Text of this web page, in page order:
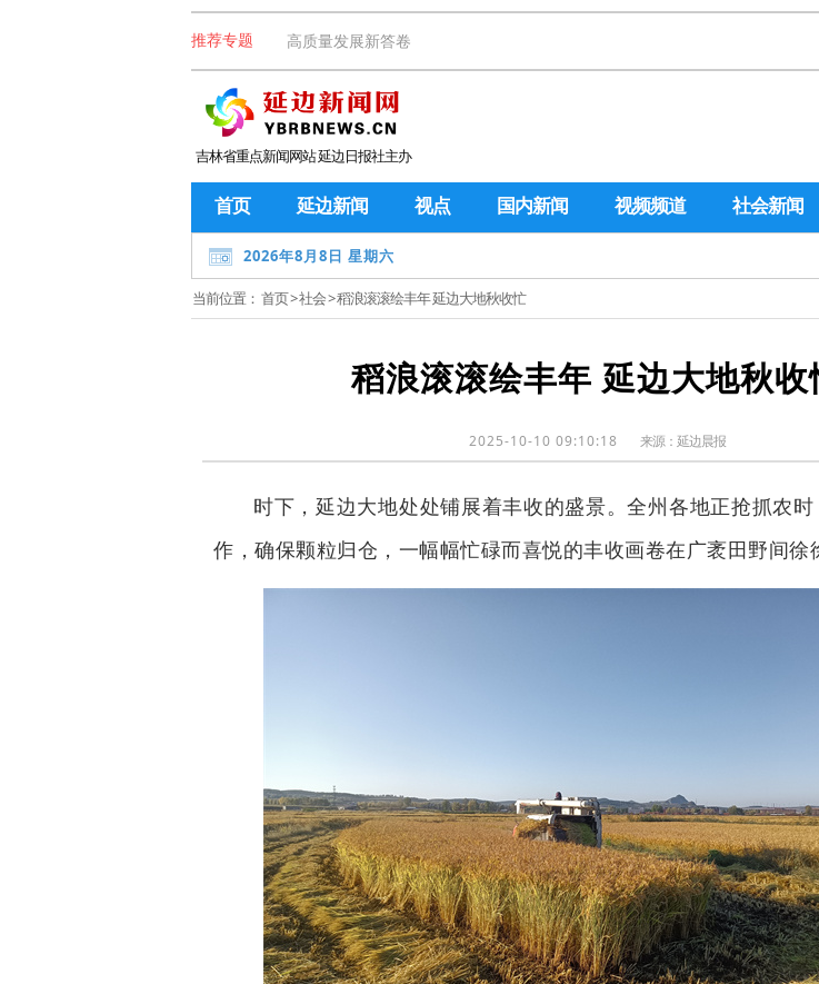
推荐专题 高质量发展新答卷
吉林省重点新闻网站 延边日报社主办
首页 延边新闻 视点 国内新闻 视频频道 社会新闻
2026年8月8日 星期六
当前位置： 首页>社会> 稻浪滚滚绘丰年 延边大地秋收忙
稻浪滚滚绘丰年 延边大地秋收
2025-10-10 09:10:18 来源： 延边晨报
时下，延边大地处处铺展着丰收的盛景。全州各地正抢抓农
作，确保颗粒归仓，一幅幅忙碌而喜悦的丰收画卷在广袤田野间徐